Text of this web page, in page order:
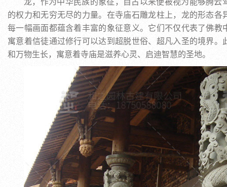
龙，作为中华民族的象征，自古以来便被视为能够腾
的权力和无穷无尽的力量。在寺庙石雕龙柱上，龙的形态
每一幅画面都蕴含着丰富的象征意义。它们不仅代表了佛
寓意着信徒通过修行可以达到超脱世俗、超凡入圣的境界
和万物生长，寓意着寺庙是滋养心灵、启迪智慧的圣地。